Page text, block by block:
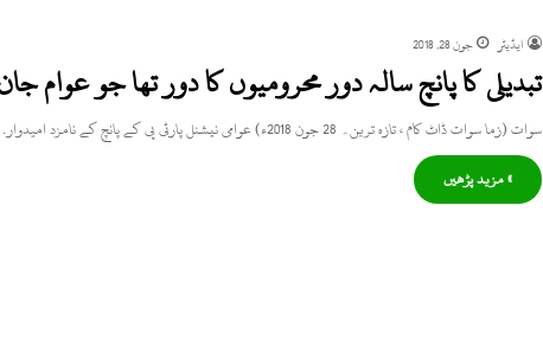
ایڈیٹر جون 28, 2018
تبدیلی کا پانچ سالہ دور محرومیوں کا دور تھا جو
سوات (زما سوات ڈاٹ کام ، تازہ ترین۔ 28 جون 2018ء) عوامی نیشنل پارٹی پی کے پانچ کے نامزد امیدوار…
» مزید پڑھیں